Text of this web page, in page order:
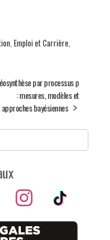
, Emploi et Carrière,
par processus p
: mesures, modèles et
approches bayésiennes